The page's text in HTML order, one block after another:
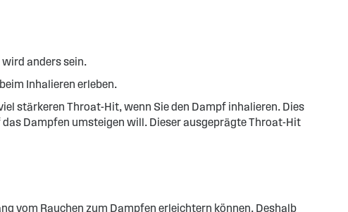
wird anders sein.
Inhalieren erleben.
stärkeren Throat-Hit, wenn Sie den Dampf inhalieren. Dies
Dampfen umsteigen will. Dieser ausgeprägte Throat-Hit
vom Rauchen zum Dampfen erleichtern können. Deshalb